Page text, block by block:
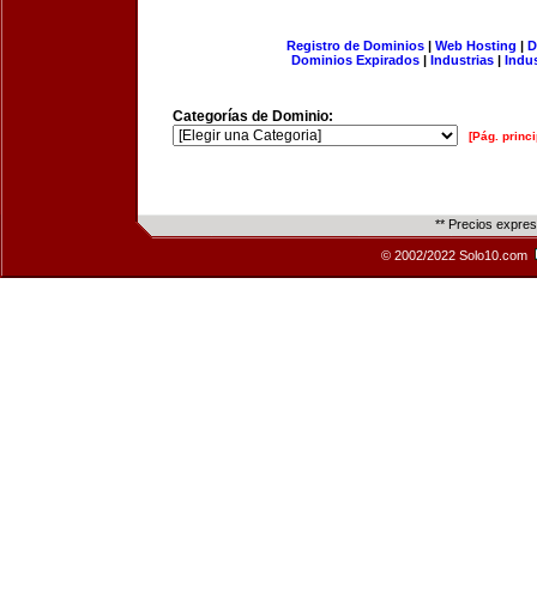
Registro de Dominios| Web Hosting |
Dominios Expirados | Industrias |
Categorías de Dominio:
[Pág.
** Precios
© 2002/2022 Solo10.com